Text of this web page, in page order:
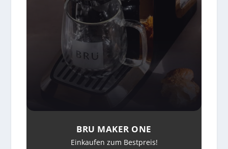
BRU MAKER ONE
Einkaufen zum Bestpreis!